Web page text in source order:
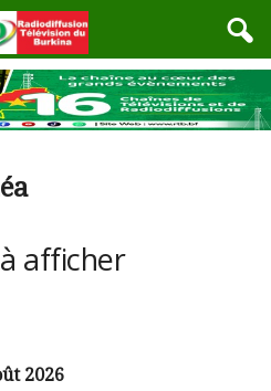
afficher
2026